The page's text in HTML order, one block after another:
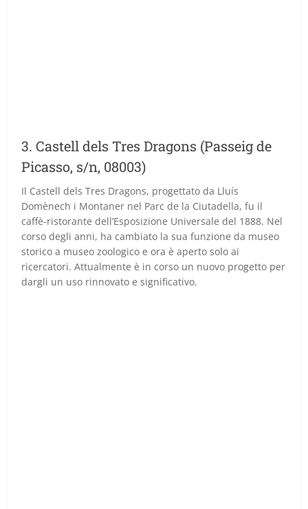
3. Castell dels Tres Dragons (Passeig de
Picasso, s/n, 08003)
Il Castell dels Tres Dragons, progettato da Lluís
Domènech i Montaner nel Parc de la Ciutadella, fu il
caffè-ristorante dell’Esposizione Universale del 1888. Nel
corso degli anni, ha cambiato la sua funzione da museo
storico a museo zoologico e ora è aperto solo ai
ricercatori. Attualmente è in corso un nuovo progetto per
dargli un uso rinnovato e significativo.